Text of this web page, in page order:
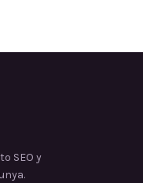
SEO y